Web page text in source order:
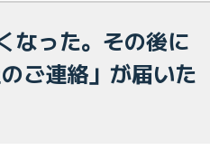
なった。その後に
ご連絡」が届いた